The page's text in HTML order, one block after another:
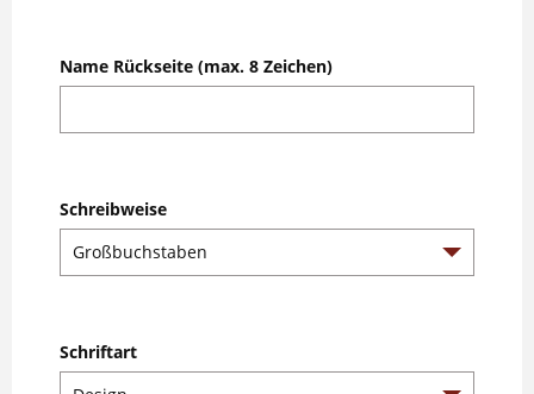
Name Rückseite (max. 8 Zeichen)
Schreibweise
Schriftart